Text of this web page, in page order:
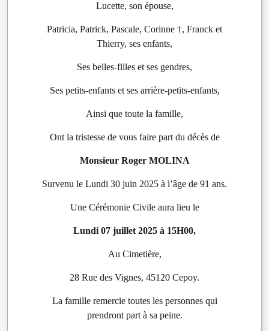
Lucette, son épouse,
Patricia, Patrick, Pascale, Corinne †, Franck et
Thierry, ses enfants,
Ses belles-filles et ses gendres,
Ses petits-enfants et ses arrière-petits-enfants,
Ainsi que toute la famille,
Ont la tristesse de vous faire part du décès de
Monsieur Roger MOLINA
Survenu le Lundi 30 juin 2025 à l’âge de 91 ans.
Une Cérémonie Civile aura lieu le
Lundi 07 juillet 2025 à 15H00,
Au Cimetière,
28 Rue des Vignes, 45120 Cepoy.
La famille remercie toutes les personnes qui
prendront part à sa peine.